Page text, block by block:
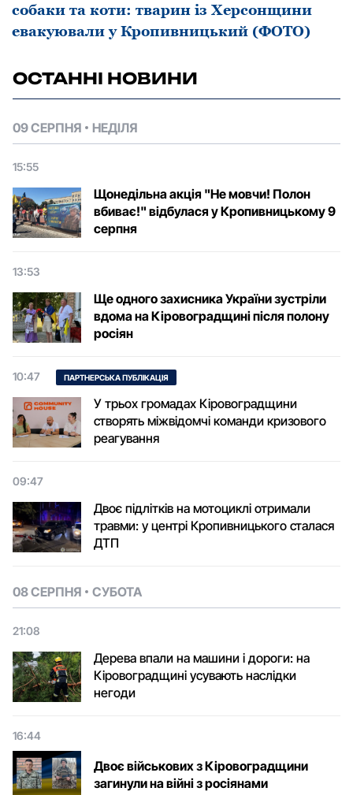
собаки та коти: тварин із Херсонщини
евакуювали у Кропивницький (ФОТО)
ОСТАННІ НОВИНИ
09 СЕРПНЯ НЕДІЛЯ
15:55
Щонедільна акція "Не мовчи! Полон
вбиває!" відбулася у Кропивницькому 9
серпня
13:53
Ще одного захисника України зустріли
вдома на Кіровоградщині після полону
росіян
10:47 ПАРТНЕРСЬКА ПУБЛІКАЦІЯ
У трьох громадах Кіровоградщини
створять міжвідомчі команди кризового
реагування
09:47
Двоє підлітків на мотоциклі отримали
травми: у центрі Кропивницького сталася
ДТП
08 СЕРПНЯ СУБОТА
21:08
Дерева впали на машини і дороги: на
Кіровоградщині усувають наслідки
негоди
16:44
Двоє військових з Кіровоградщини
загинули на війні з росіянами